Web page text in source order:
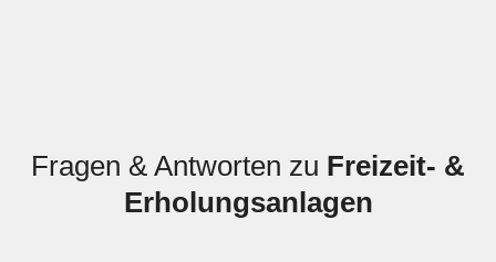
Fragen & Antworten zu Freizeit- &
Erholungsanlagen